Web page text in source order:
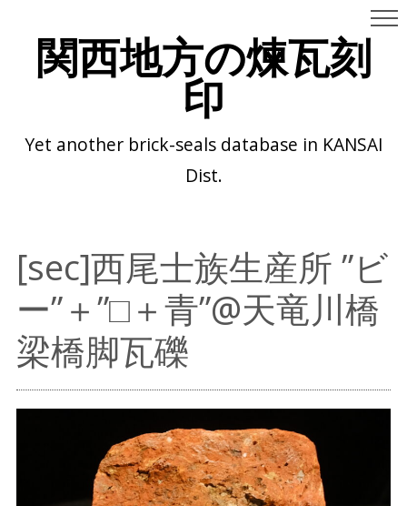
関西地方の煉瓦刻
印
Yet another brick-seals database in KANSAI
Dist.
[sec]西尾士族生産所 ”ビ
ー”＋”□＋青”@天竜川橋
梁橋脚瓦礫